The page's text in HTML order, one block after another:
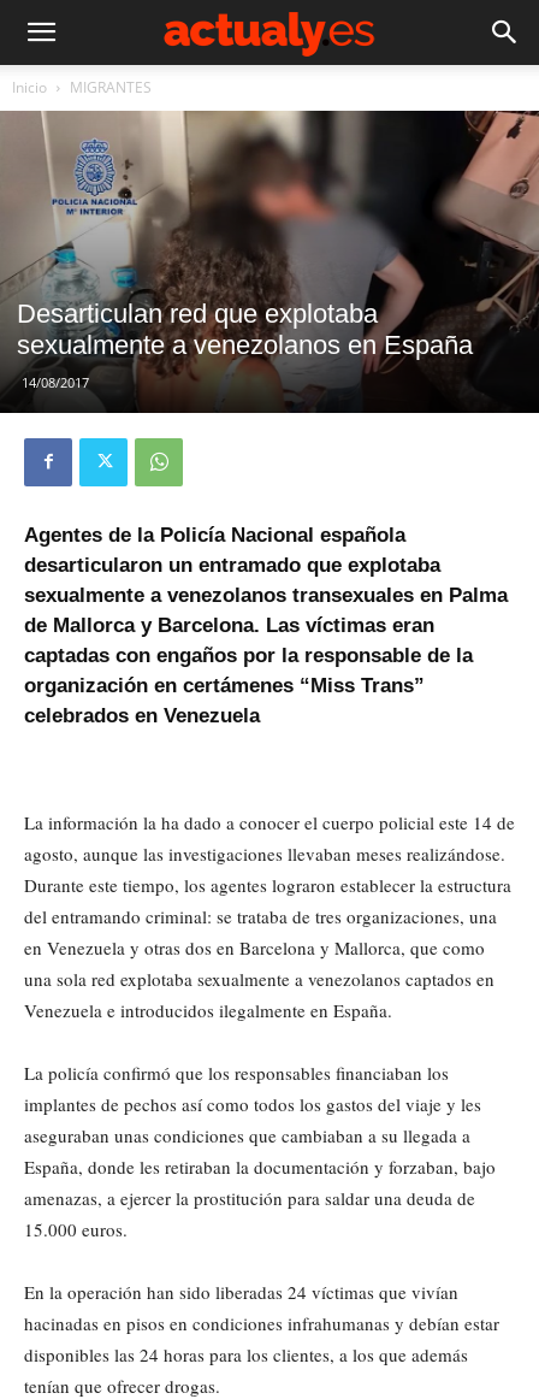
Inicio MIGRANTES
Desarticulan red que explotaba
sexualmente a venezolanos en España
14/08/2017
Agentes de la Policía Nacional española
desarticularon un entramado que explotaba
sexualmente a venezolanos transexuales en Palma
de Mallorca y Barcelona. Las víctimas eran
captadas con engaños por la responsable de la
organización en certámenes “Miss Trans”
celebrados en Venezuela
La información la ha dado a conocer el cuerpo policial este 14 de
agosto, aunque las investigaciones llevaban meses realizándose.
Durante este tiempo, los agentes lograron establecer la estructura
del entramando criminal: se trataba de tres organizaciones, una
en Venezuela y otras dos en Barcelona y Mallorca, que como
una sola red explotaba sexualmente a venezolanos captados en
Venezuela e introducidos ilegalmente en España.
La policía confirmó que los responsables financiaban los
implantes de pechos así como todos los gastos del viaje y les
aseguraban unas condiciones que cambiaban a su llegada a
España, donde les retiraban la documentación y forzaban, bajo
amenazas, a ejercer la prostitución para saldar una deuda de
15.000 euros.
En la operación han sido liberadas 24 víctimas que vivían
hacinadas en pisos en condiciones infrahumanas y debían estar
disponibles las 24 horas para los clientes, a los que además
tenían que ofrecer drogas.